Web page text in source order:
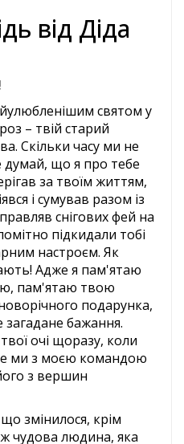
від Діда
святом у
– твій старий
Скільки часу ми не
думай, що я про тебе
за твоїм життям,
і сумував разом із
снігових фей на
підкидали тобі
настроєм. Як
Адже я пам'ятаю
пам'ятаю твою
подарунка,
бажання.
очі щоразу, коли
ми з моєю командою
з вершин
змінилося, крім
чудова людина, яка